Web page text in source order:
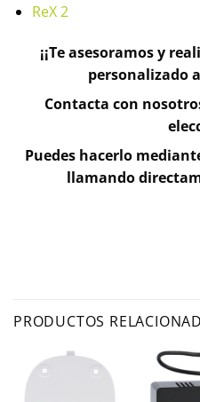
ReX 2
¡¡Te asesoramos y
personalizado
Contacta con
Puedes hacerlo
llamando
PRODUCTOS